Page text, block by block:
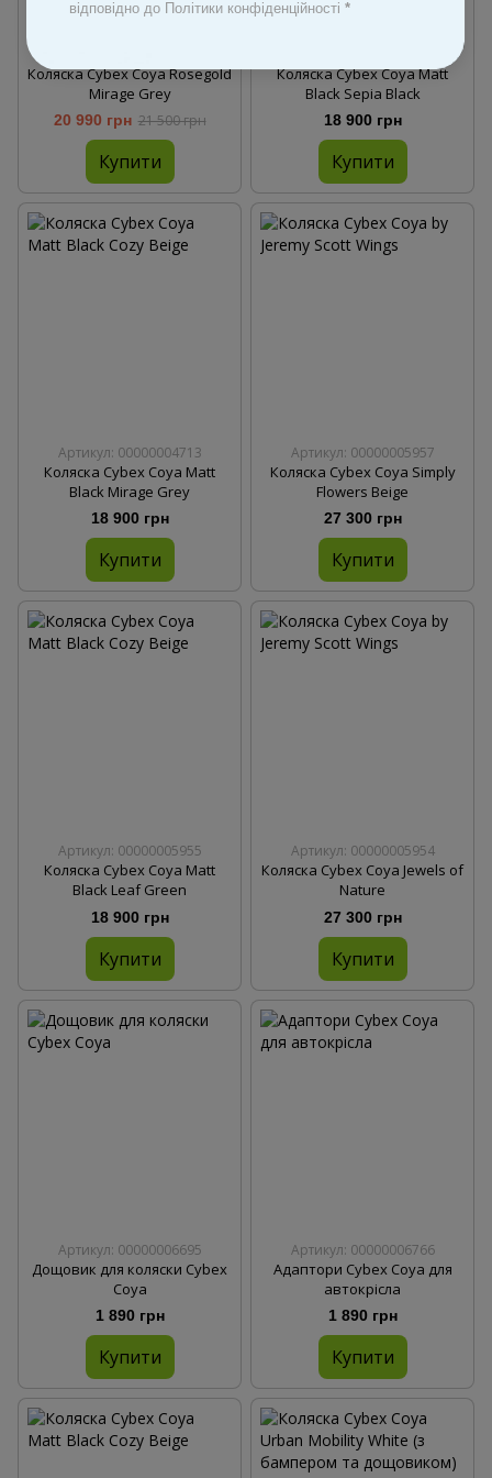
Відео
Коляска Cybex Coya Rosegold
Mirage Grey
20 990 грн 21 500 грн
Купити
Відео
Коляска Cybex Coya Matt
Black Sepia Black
18 900 грн
Купити
Артикул: 00000004713
Коляска Cybex Coya Matt
Black Mirage Grey
18 900 грн
Купити
Артикул: 00000005957
Коляска Cybex Coya Simply
Flowers Beige
27 300 грн
Купити
Артикул: 00000005955
Коляска Cybex Coya Matt
Black Leaf Green
18 900 грн
Купити
Артикул: 00000005954
Коляска Cybex Coya Jewels of
Nature
27 300 грн
Купити
Артикул: 00000006695
Дощовик для коляски Cybex
Coya
1 890 грн
Купити
Артикул: 00000006766
Адаптори Cybex Coya для
автокрісла
1 890 грн
Купити
відповідно до Політики конфіденційності *